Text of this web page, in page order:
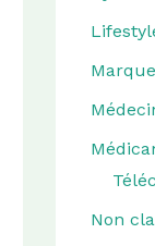
Marque
Non